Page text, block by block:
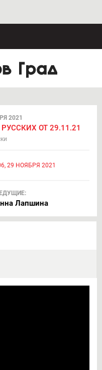
2021
ОТ 29.11.21
29 НОЯБРЯ 2021
Лапшина